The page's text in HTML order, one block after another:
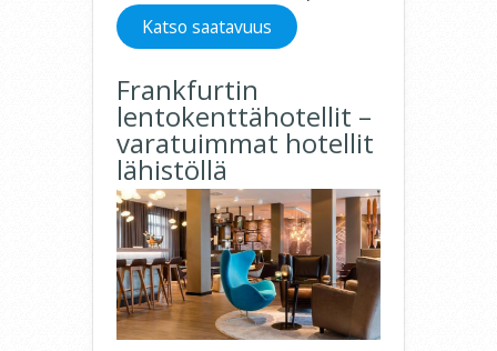
Katso saatavuus
Frankfurtin
lentokenttähotellit –
varatuimmat hotellit
lähistöllä